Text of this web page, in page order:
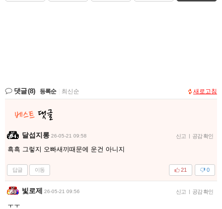
댓글(8) 등록순 최신순 새로고침
달섭지롱 26-05-21 09:58 신고 | 공감 확인
흑흑 그렇지 오빠새끼때문에 운건 아니지
답글 이동 0
21
빛로제 26-05-21 09:56 신고 | 공감 확인
ㅜㅜ